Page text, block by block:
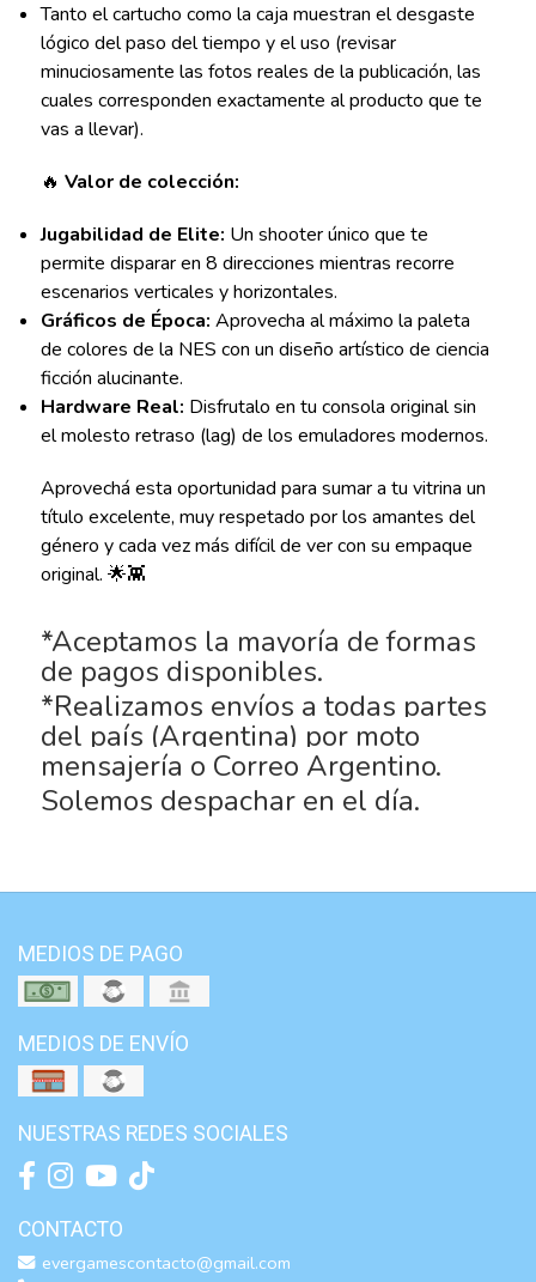
Tanto el cartucho como la caja muestran el desgaste
lógico del paso del tiempo y el uso (revisar
minuciosamente las fotos reales de la publicación, las
cuales corresponden exactamente al producto que te
vas a llevar).
🔥 Valor de colección:
Jugabilidad de Elite: Un shooter único que te
permite disparar en 8 direcciones mientras recorre
escenarios verticales y horizontales.
Gráficos de Época: Aprovecha al máximo la paleta
de colores de la NES con un diseño artístico de ciencia
ficción alucinante.
Hardware Real: Disfrutalo en tu consola original sin
el molesto retraso (lag) de los emuladores modernos.
Aprovechá esta oportunidad para sumar a tu vitrina un
título excelente, muy respetado por los amantes del
género y cada vez más difícil de ver con su empaque
original. 🌟👾
*Aceptamos la mayoría de formas
de pagos disponibles.
*Realizamos envíos a todas partes
del país (Argentina) por moto
mensajería o Correo Argentino.
Solemos despachar en el día.
MEDIOS DE PAGO
MEDIOS DE ENVÍO
NUESTRAS REDES SOCIALES
CONTACTO
evergamescontacto@gmail.com